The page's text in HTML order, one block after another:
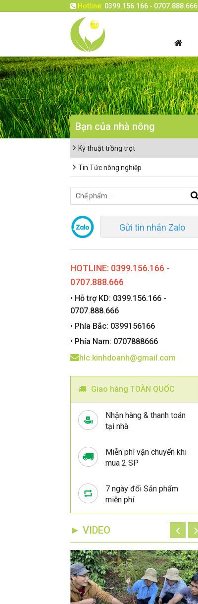
Hotline: 0399.156.166 - 0707.888.666
Bạn của nhà nông
Kỹ thuật trồng trọt
Tin Tức nông nghiệp
Gửi tin nhắn Zalo
HOTLINE: 0399.156.166 -
0707.888.666
• Hỗ trợ KD: 0399.156.166 -
0707.888.666
• Phía Bắc: 0399156166
• Phía Nam: 0707888666
hlc.kinhdoanh@gmail.com
Giao hàng TOÀN QUỐC
Nhận hàng & thanh toán
tại nhà
Miễn phí vận chuyển khi
mua 2 SP
7 ngày đổi Sản phẩm
miễn phí
► VIDEO